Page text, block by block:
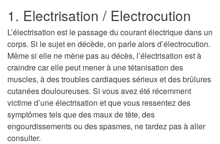
1. Electrisation / Electrocution
L’électrisation est le passage du courant électrique dans un
corps. Si le sujet en décède, on parle alors d’électrocution.
Même si elle ne mène pas au décès, l’électrisation est à
craindre car elle peut mener à une tétanisation des
muscles, à des troubles cardiaques sérieux et des brûlures
cutanées douloureuses. Si vous avez été récemment
victime d’une électrisation et que vous ressentez des
symptômes tels que des maux de tête, des
engourdissements ou des spasmes, ne tardez pas à aller
consulter.